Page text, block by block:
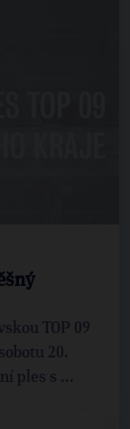
TOP 09
20.
ples s ...